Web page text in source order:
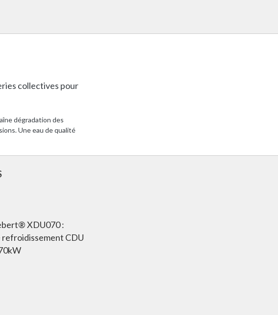
collectives pour
dégradation des
Une eau de qualité
XDU070 :
refroidissement CDU